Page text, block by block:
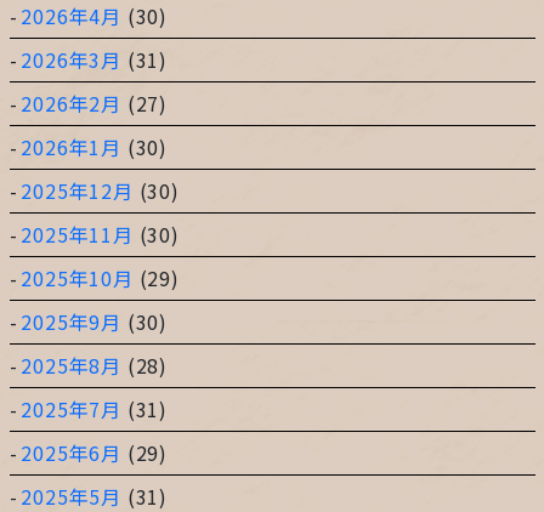
2026年4月 (30)
2026年3月 (31)
2026年2月 (27)
2026年1月 (30)
2025年12月 (30)
2025年11月 (30)
2025年10月 (29)
2025年9月 (30)
2025年8月 (28)
2025年7月 (31)
2025年6月 (29)
2025年5月 (31)